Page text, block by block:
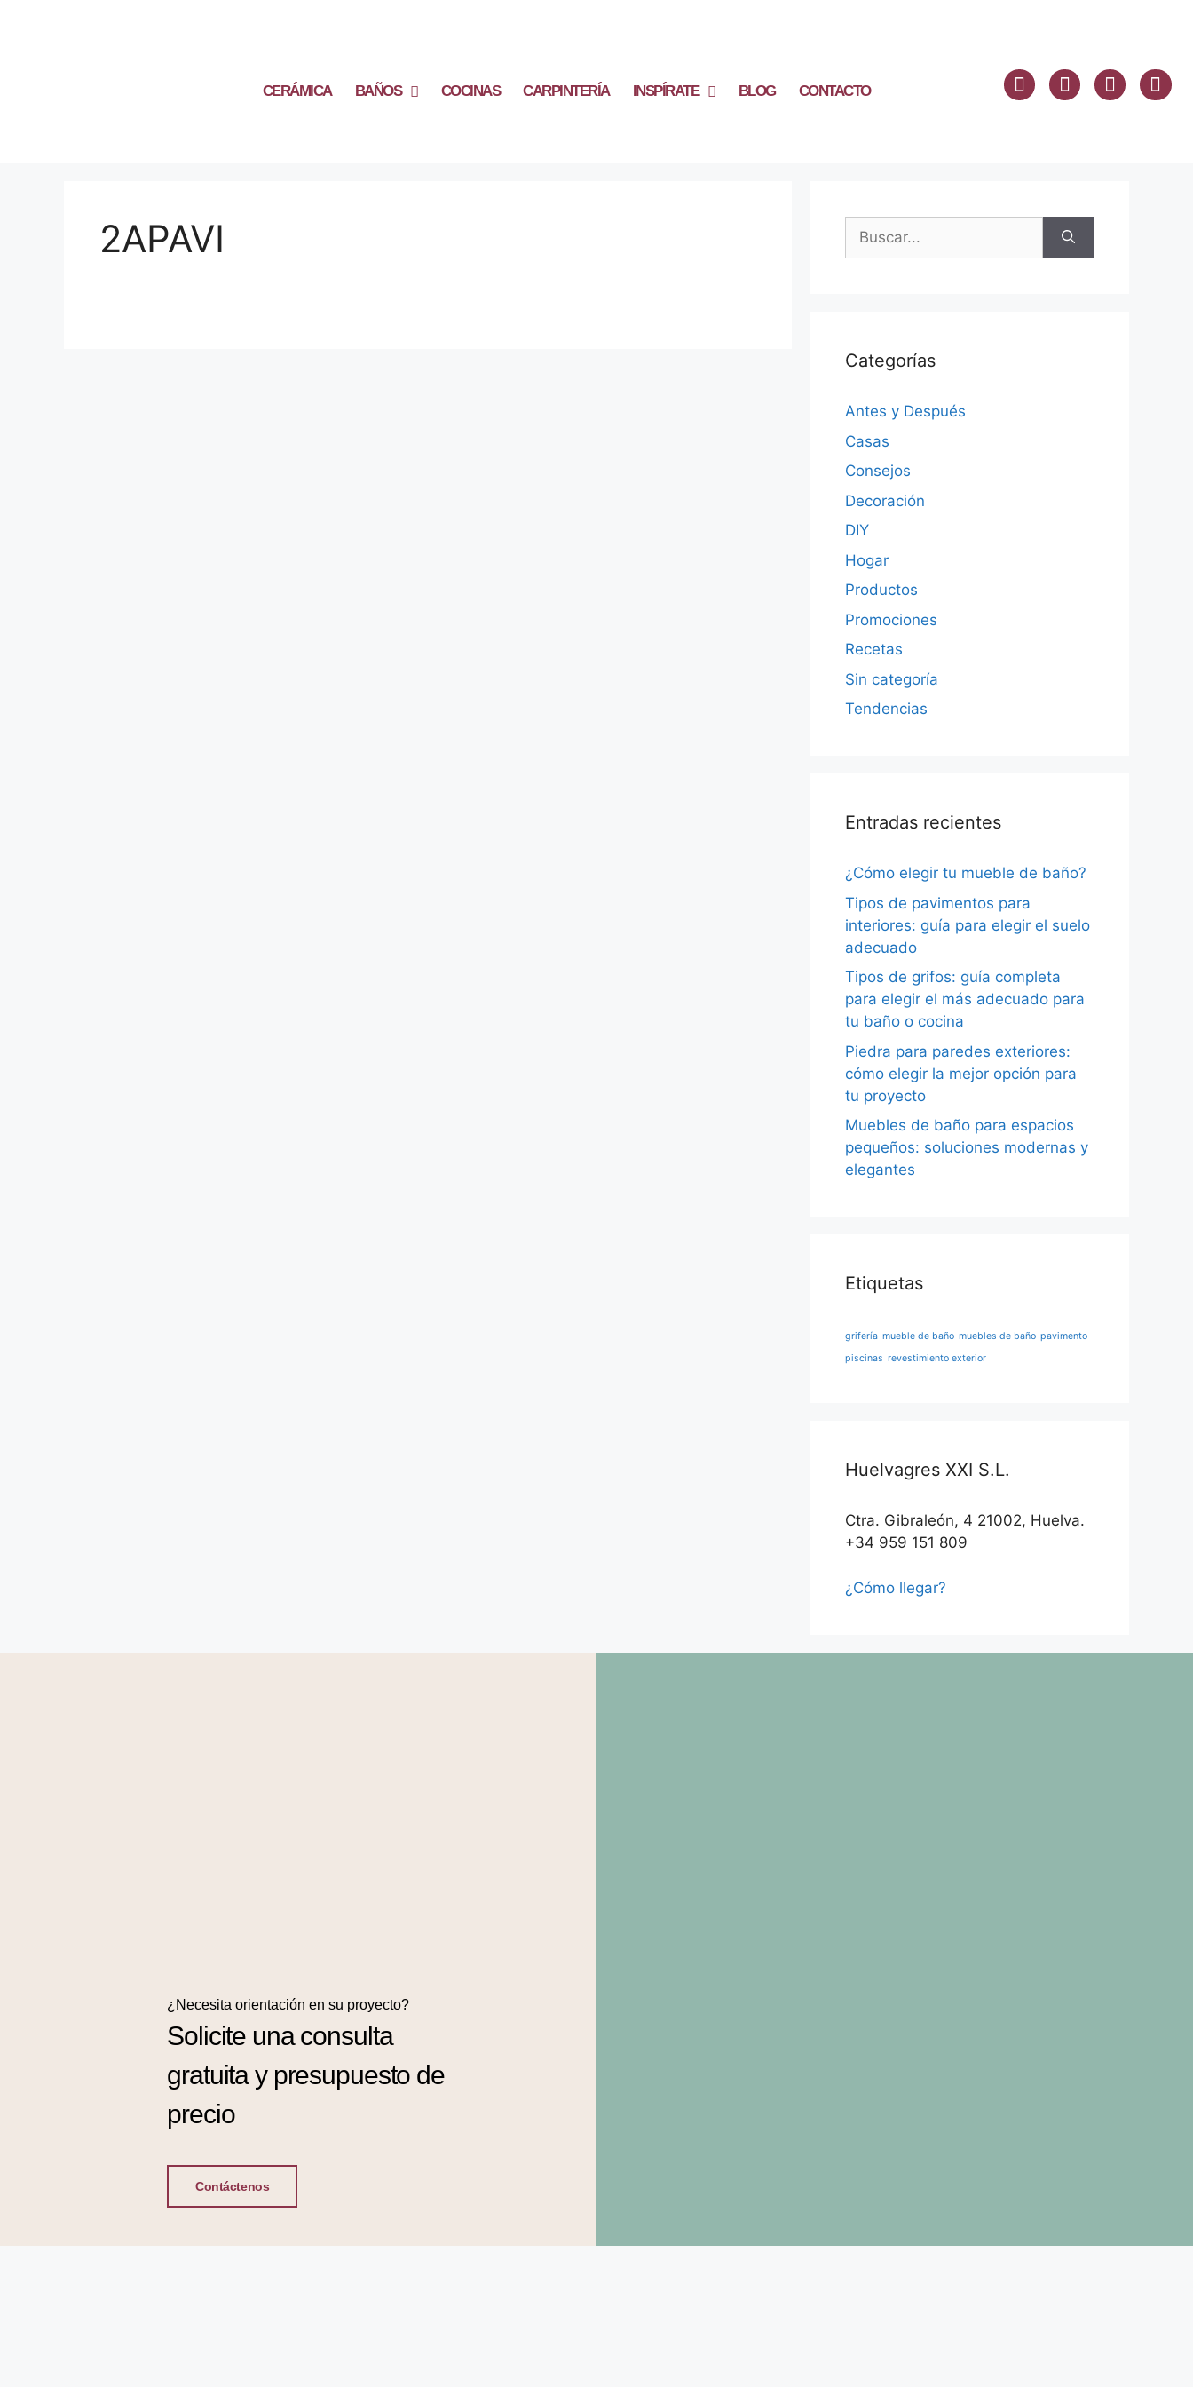
CERÁMICA BAÑOS COCINAS CARPINTERÍA INSPÍRATE BLOG CONTACTO
2APAVI
Categorías
Antes y Después
Casas
Consejos
Decoración
DIY
Hogar
Productos
Promociones
Recetas
Sin categoría
Tendencias
Entradas recientes
¿Cómo elegir tu mueble de baño?
Tipos de pavimentos para
interiores: guía para elegir el suelo
adecuado
Tipos de grifos: guía completa
para elegir el más adecuado para
tu baño o cocina
Piedra para paredes exteriores:
cómo elegir la mejor opción para
tu proyecto
Muebles de baño para espacios
pequeños: soluciones modernas y
elegantes
Etiquetas
grifería mueble de baño muebles de baño pavimento
piscinas revestimiento exterior
Huelvagres XXI S.L.
Ctra. Gibraleón, 4 21002, Huelva.
+34 959 151 809
¿Cómo llegar?
¿Necesita orientación en su proyecto?
Solicite una consulta
gratuita y presupuesto de
precio
Contáctenos